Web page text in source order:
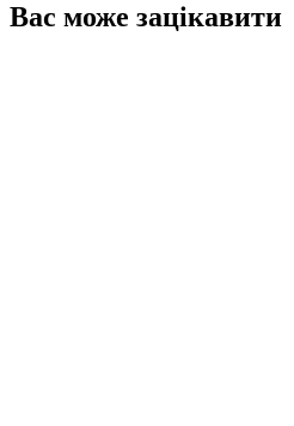
Вас може зацікавити